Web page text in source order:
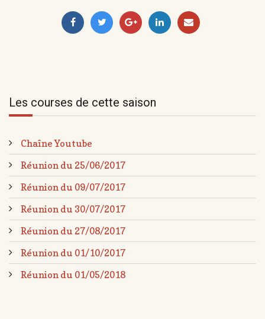
Les courses de cette saison
Chaîne Youtube
Réunion du 25/06/2017
Réunion du 09/07/2017
Réunion du 30/07/2017
Réunion du 27/08/2017
Réunion du 01/10/2017
Réunion du 01/05/2018